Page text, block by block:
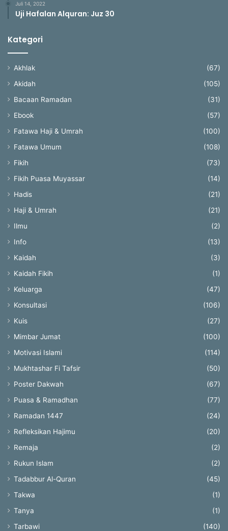
Juli 14, 2022
Uji Hafalan Alquran: Juz 30
Kategori
Akhlak
(67)
Akidah
(105)
Bacaan Ramadan
(31)
Ebook
(57)
Fatawa Haji & Umrah
(100)
Fatawa Umum
(108)
Fikih
(73)
Fikih Puasa Muyassar
(14)
Hadis
(21)
Haji & Umrah
(21)
Ilmu
(2)
Info
(13)
Kaidah
(3)
Kaidah Fikih
(1)
Keluarga
(47)
Konsultasi
(106)
Kuis
(27)
Mimbar Jumat
(100)
Motivasi Islami
(114)
Mukhtashar Fi Tafsir
(50)
Poster Dakwah
(67)
Puasa & Ramadhan
(77)
Ramadan 1447
(24)
Refleksikan Hajimu
(20)
Remaja
(2)
Rukun Islam
(2)
Tadabbur Al-Quran
(45)
Takwa
(1)
Tanya
(1)
Tarbawi
(140)